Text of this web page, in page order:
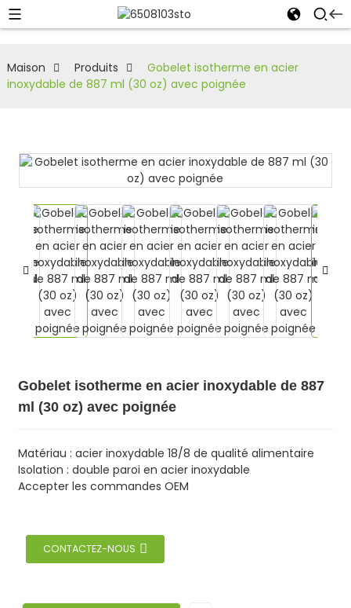
Maison Produits
Gobelet isotherme en acier
inoxydable de 887 ml (30 oz) avec poignée
Gobelet isotherme en acier inoxydable de 887
ml (30 oz) avec poignée
Matériau : acier inoxydable 18/8 de qualité alimentaire
Isolation : double paroi en acier inoxydable
Accepter les commandes OEM
CONTACTEZ-NOUS